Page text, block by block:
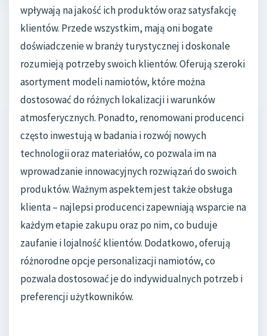
wpływają na jakość ich produktów oraz satysfakcję
klientów. Przede wszystkim, mają oni bogate
doświadczenie w branży turystycznej i doskonale
rozumieją potrzeby swoich klientów. Oferują szeroki
asortyment modeli namiotów, które można
dostosować do różnych lokalizacji i warunków
atmosferycznych. Ponadto, renomowani producenci
często inwestują w badania i rozwój nowych
technologii oraz materiałów, co pozwala im na
wprowadzanie innowacyjnych rozwiązań do swoich
produktów. Ważnym aspektem jest także obsługa
klienta – najlepsi producenci zapewniają wsparcie na
każdym etapie zakupu oraz po nim, co buduje
zaufanie i lojalność klientów. Dodatkowo, oferują
różnorodne opcje personalizacji namiotów, co
pozwala dostosować je do indywidualnych potrzeb i
preferencji użytkowników.